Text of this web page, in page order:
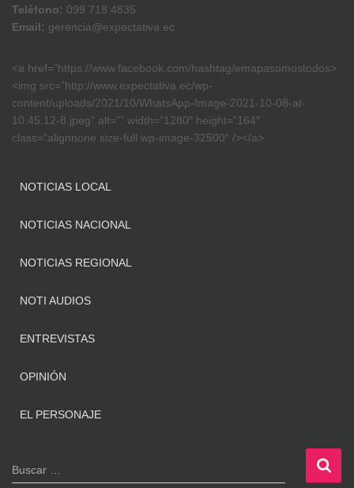
Teléfono: 099 718 4835
Email: gerencia@expectativa.ec
<a href=”https://www.facebook.com/hashtag/emapasomostodos>
<img src=”http://www.expectativa.ec/wp-
content/uploads/2021/10/WhatsApp-Image-2021-10-08-at-
10.45.12-8.jpeg” alt=”” width=”1280″ height=”164″
class=”alignnone size-full wp-image-32500″ /></a>
NOTICIAS LOCAL
NOTICIAS NACIONAL
NOTICIAS REGIONAL
NOTI AUDIOS
ENTREVISTAS
OPINIÓN
EL PERSONAJE
B
u
Buscar …